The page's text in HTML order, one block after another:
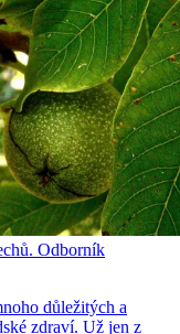
Odborník
důležitých a
zdraví. Už jen z